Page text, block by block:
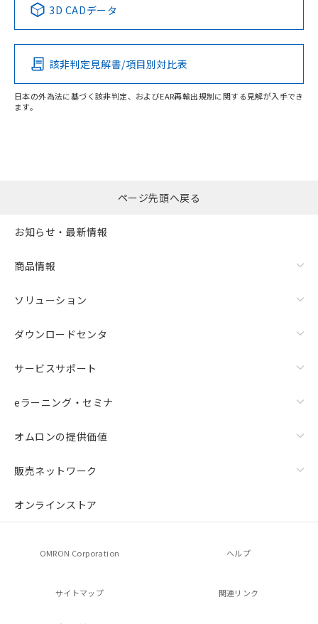
Pb Hg Cd Cr(VI)
O
この製品のRoHS/REACH対応状況ページへ
3D CADデータ
該非判定見解書/項目別対比表
日本の外為法に基づく該非判定、およびEAR再輸出規制に関する見解が入手でき
ます。
ページ先頭へ戻る
お知らせ・最新情報
商品情報
ソリューション
ダウンロードセンタ
サービスサポート
eラーニング・セミナ
オムロンの提供価値
販売ネットワーク
オンラインストア
OMRON Corporation ヘルプ
サイトマップ 関連リンク